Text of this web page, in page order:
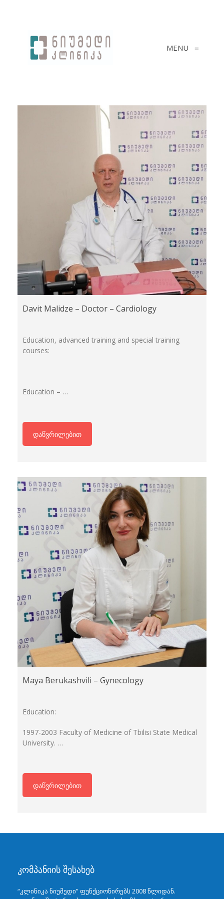
MENU ≡
Davit Malidze – Doctor – Cardiology
Education, advanced training and special training
courses:
Education – …
დაწვრილებით
Maya Berukashvili – Gynecology
Education:
1997-2003 Faculty of Medicine of Tbilisi State Medical
University. …
დაწვრილებით
კომპანიის შესახებ
“კლინიკა ნიუმედი” ფუნქციონირებს 2008 წლიდან.